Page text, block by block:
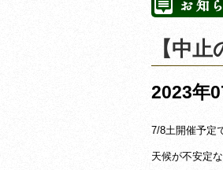
【中
2023年
7/8土開催予定
天候が不安定